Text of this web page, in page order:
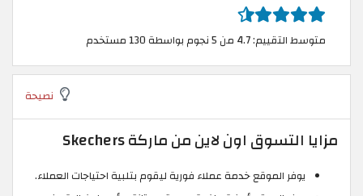
متوسط التقييم: 4.7 من 5 نجوم بواسطة 130 مستخدم
نصيحة
مزايا التسوق اون لاين من ماركة Skechers
يوفر الموقع خدمة عملاء فورية ليقوم بتلبية احتياجات العملاء.